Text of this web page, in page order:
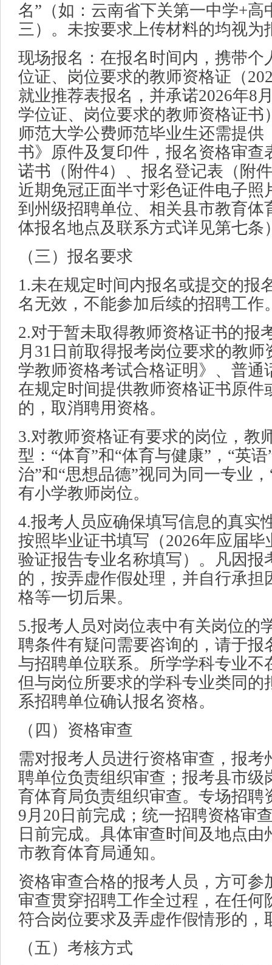
名”（如：云南省下关第一中学+
三）。未按要求上传材料的均视为
现场报名：在报名时间内，携带个
位证、岗位要求的教师资格证（
就业推荐表报名，并承诺2026年8
学位证、岗位要求的教师资格证书
师范大学公费师范毕业生还需提供
书》原件及复印件，报名资格审查
诺书（附件4）、报名登记表（附
近期免冠正面半寸彩色证件电子照
到州级招聘单位、相关县市教育体
体报名地点及联系方式详见第七条
（三）报名要求
1.未在规定时间内报名或提交的报
名无效，不能参加后续的招聘工作
2.对于暂未取得教师资格证书的报
月31日前取得报考岗位要求的教
学教师资格考试合格证明》、普通
在规定时间提供教师资格证书原件
的，取消聘用资格。
3.对教师资格证有要求的岗位，教
型：“体育”和“体育与健康”，“英
治”和“思想品德”视同为同一专业
有小学教师岗位。
4.报考人员应确保填写信息的真实
按照毕业证书填写（2026年应届
验证报告专业名称填写）。凡因报
的，按弄虚作假处理，并自行承担
格等一切后果。
5.报考人员对岗位表中有关岗位的
聘条件有疑问需要咨询的，请于报
与招聘单位联系。所学学科专业不
但与岗位所要求的学科专业类同的
系招聘单位确认报名资格。
（四）资格审查
需对报考人员进行资格审查，报考
聘单位负责组织审查；报考县市级
育体育局负责组织审查。专场招聘
9月20日前完成；统一招聘资格审
日前完成。具体审查时间及地点
市教育体育局通知。
资格审查合格的报考人员，方可参
审查贯穿招聘工作全过程，在任何
符合岗位要求及弄虚作假情形的，
（五）考核方式